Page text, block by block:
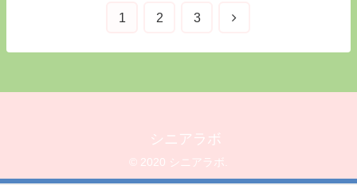
1 2 3
シニアラボ
© 2020 シニアラボ.